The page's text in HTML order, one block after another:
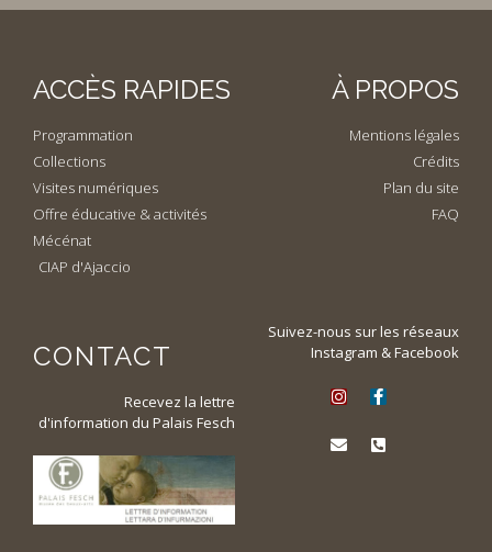
ACCÈS RAPIDES
Programmation
Collections
Visites numériques
Offre éducative & activités
Mécénat
CIAP d'Ajaccio
À PROPOS
Mentions légales
Crédits
Plan du site
FAQ
CONTACT
Recevez la lettre
d'information du Palais Fesch
Suivez-nous sur les réseaux
Instagram & Facebook